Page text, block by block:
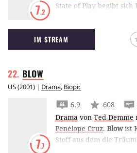
7.2
State of Play begibt sich
IM STREAM
BLOW
US(2001) | Drama, Biopic
7.7
6.9 608
Drama von Ted Demme
Penélope Cruz. Blowist
Stoff aus dem die